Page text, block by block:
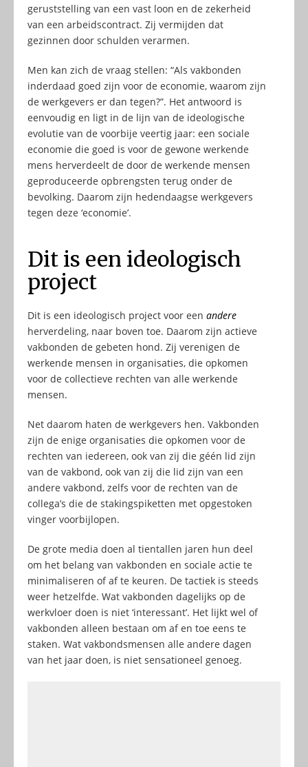
geruststelling van een vast loon en de zekerheid
van een arbeidscontract. Zij vermijden dat
gezinnen door schulden verarmen.
Men kan zich de vraag stellen: “Als vakbonden
inderdaad goed zijn voor de economie, waarom zijn
de werkgevers er dan tegen?”. Het antwoord is
eenvoudig en ligt in de lijn van de ideologische
evolutie van de voorbije veertig jaar: een sociale
economie die goed is voor de gewone werkende
mens herverdeelt de door de werkende mensen
geproduceerde opbrengsten terug onder de
bevolking. Daarom zijn hedendaagse werkgevers
tegen deze ‘economie’.
Dit is een ideologisch
project
Dit is een ideologisch project voor een andere
herverdeling, naar boven toe. Daarom zijn actieve
vakbonden de gebeten hond. Zij verenigen de
werkende mensen in organisaties, die opkomen
voor de collectieve rechten van alle werkende
mensen.
Net daarom haten de werkgevers hen. Vakbonden
zijn de enige organisaties die opkomen voor de
rechten van iedereen, ook van zij die géén lid zijn
van de vakbond, ook van zij die lid zijn van een
andere vakbond, zelfs voor de rechten van de
collega’s die de stakingspiketten met opgestoken
vinger voorbijlopen.
De grote media doen al tientallen jaren hun deel
om het belang van vakbonden en sociale actie te
minimaliseren of af te keuren. De tactiek is steeds
weer hetzelfde. Wat vakbonden dagelijks op de
werkvloer doen is niet ‘interessant’. Het lijkt wel of
vakbonden alleen bestaan om af en toe eens te
staken. Wat vakbondsmensen alle andere dagen
van het jaar doen, is niet sensationeel genoeg.